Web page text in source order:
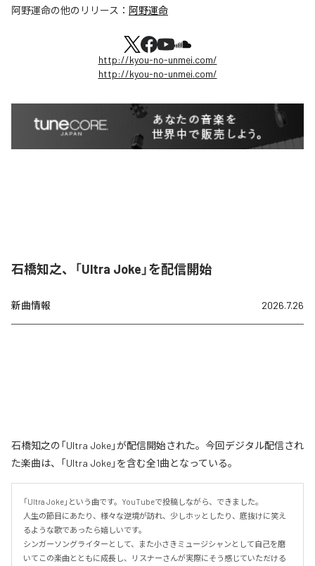
阿野運命の他のリリース： 阿野運命
http://kyou-no-unmei.com/
http://kyou-no-unmei.com/
石橋知之、「Ultra Joke」を配信開始
新曲情報 2026.7.26
石橋知之の「Ultra Joke」が配信開始された。今回デジタル配信され
た楽曲は、「Ultra Joke」を含む全1曲となっている。
「Ultra Joke」という曲です。YouTubeで投稿しながら、できました。
人生の節目にあたり、様々な逆境が訪れ、少しホッとしたり、底抜けに笑え
るような歌であったら嬉しいです。
シンガーソングライターとして、また小さきミュージシャンとして自己を磨
いてこの楽曲とともに成長し、リスナーさんが実際にそう感じていただける